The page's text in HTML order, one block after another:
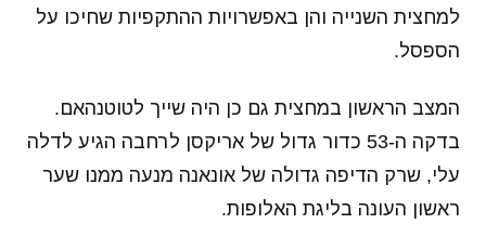
למחצית השנייה והן באפשרויות ההתקפיות שחיכו על
הספסל.
המצב הראשון במחצית גם כן היה שייך לטוטנהאם.
בדקה ה-53 כדור גדול של אריקסן לרחבה הגיע לדלה
עלי, שרק הדיפה גדולה של אונאנה מנעה ממנו שער
ראשון העונה בליגת האלופות.